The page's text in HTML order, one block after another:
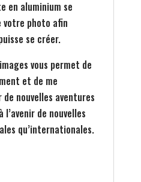
en aluminium se
photo afin
se créer.
vous permet de
et de me
nouvelles aventures
de nouvelles
qu’internationales.